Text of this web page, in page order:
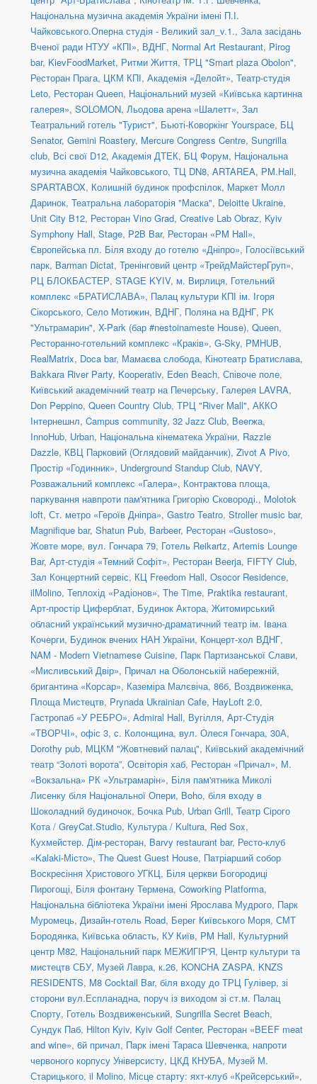
Національна музична академія України імені П.І.
Чайковського.Оперна студія - Великий зал_v.1., Зала засідань
Вченої ради НТУУ «КПІ», ВДНГ, Normal Art Restaurant, Pirog
bar, KievFoodMarket, Ритми Життя, ТРЦ "Smart plaza Obolon",
Ресторан Прага, ЦКМ КПІ, Академія «Делойт», Театр-студія
Leto, Ресторан Queen, Національний музей «Київська картинна
галерея», SOLOMON, Льодова арена «Шалетт», Зал
Театральний готель "Турист", Бьюті-Коворкінг Yourspace, БЦ
Senator, Gemini Roastery, Mercure Congress Centre, Sungrilla
club, Всі свої D12, Академія ДТЕК, БЦ Форум, Національна
музична академія Чайковського, ТЦ DN8, ARTAREA, PM.Hall,
SPARTABOX, Колишній будинок профспілок, Маркет Молл
Даринок, Театральна лабораторія "Маска", Deloitte Ukraine,
Unit City B12, Ресторан Vino Grad, Creative Lab Obraz, Kyiv
Symphony Hall, Stage, P2B Bar, Ресторан «PM Hall»,
Європейська пл. Біля входу до готелю «Дніпро», Голосіївський
парк, Barman Dictat, Тренінговий центр «ТрейдМайстерГруп»,
РЦ БЛОКБАСТЕР, STAGE KYIV, м. Вирлиця, Готельний
комплекс «БРАТИСЛАВА», Палац культури КПІ ім. Ігоря
Сікорського, Село Мотижин, ВДНГ, Поляна на ВДНГ, РК
"Ультрамарин", X-Park (бар #nestoinameste House), Queen,
Ресторанно-готельний комплекс «Краків», G-Sky, PMHUB,
RealMatrix, Doca bar, Мамаєва слобода, Кінотеатр Братислава,
Bakkara River Party, Kooperativ, Eden Beach, Співоче поле,
Київський академічний театр на Печерську, Галерея LAVRA,
Don Peppino, Queen Country Club, ТРЦ "River Mall", АККО
Інтернешнл, Campus community, 32 Jazz Club, Beerжа,
InnoHub, Urban, Національна кінематека України, Razzle
Dazzle, КВЦ Парковий (Оглядовий майданчик), Zivot A Pivo,
Простір «Годинник», Underground Standup Club, NAVY,
Розважальний комплекс «Галера», Контрактова площа,
паркування навпроти пам'ятника Григорію Сковороді., Molotok
loft, Ст. метро «Героїв Дніпра», Gastro Teatro, Stroller music bar,
Magnifique bar, Shatun Pub, Barbeer, Ресторан «Gustoso»,
Жовте море, вул. Гончара 79, Готель Reikartz, Artemis Lounge
Bar, Арт-студія «Темний Софіт», Ресторан Beerja, FIFTY Club,
Зал Концертний сервіс, КЦ Freedom Hall, Osocor Residence,
ilMolino, Теплохід «Радіонов», The Time, Praktika restaurant,
Арт-простір Циферблат, Будинок Актора, Житомирський
обласний український музично-драматичний театр ім. Івана
Кочерги, Будинок вчених НАН України, Концерт-хол ВДНГ,
NAM - Modern Vietnamese Cuisine, Парк Партизанської Слави,
«Мисливський Двір», Причал на Оболонській набережній,
бригантина «Корсар», Каземіра Малєвіча, 86б, Воздвиженка,
Площа Мистецтв, Prynada Ukrainian Cafe, HayLoft 2.0,
Гастропаб «У РЕБРО», Admiral Hall, Вугілля, Арт-Студія
«ТВОРЧІ», офіс 3, с. Колонщина, вул. Олеся Гончара, 30А,
Dorothy pub, МЦКМ "Жовтневий палац", Київський академічний
театр “Золоті ворота”, Освіторія хаб, Ресторан «Причал», М.
«Вокзальна» РК «Ультрамарін», Біля пам'ятника Миколі
Лисенку біля Національної Опери, Boho, біля входу в
Шоколадний будиночок, Бочка Pub, Urban Grill, Театр Сірого
Кота / GreyCat.Studio, Культура / Kultura, Red Sox,
Кухмейстер. Дім-ресторан, Barvy restaurant bar, Ресто-клуб
«Kalaki-Місто», The Quest Guest House, Патріарший собор
Воскресіння Христового УГКЦ, Біля церкви Богородиці
Пирогощі, Біля фонтану Термена, Coworking Platforma,
Національна бібліотека України імені Ярослава Мудрого, Парк
Муромець, Дизайн-готель Road, Берег Київського Моря, СМТ
Бородянка, Київська область, КУ Київ, PM Hall, Культурний
центр М82, Національний парк МЕЖИГІР'Я, Центр культури та
мистецтв СБУ, Музей Лавра, к.26, KONCHA ZASPA. KNZS
RESIDENTS, M8 Cocktail Bar, біля входу до ТРЦ Гулівер, зі
сторони вул.Еспланадна, поруч із виходом зі ст.м. Палац
Спорту, Готель Воздвиженський, Sungrilla Secret Beach,
Сундук Паб, Hilton Kyiv, Kyiv Golf Center, Ресторан «BEEF meat
and wine», 6й причал, Парк імені Тараса Шевченка, напроти
червоного корпусу Універсисту, ЦКД КНУБА, Музей М.
Старицького, il Molino, Місце старту: яхт-клуб «Крейсерський»,